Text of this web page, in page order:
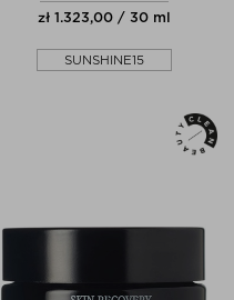
zł 1.323,00 / 30 ml
SUNSHINE15